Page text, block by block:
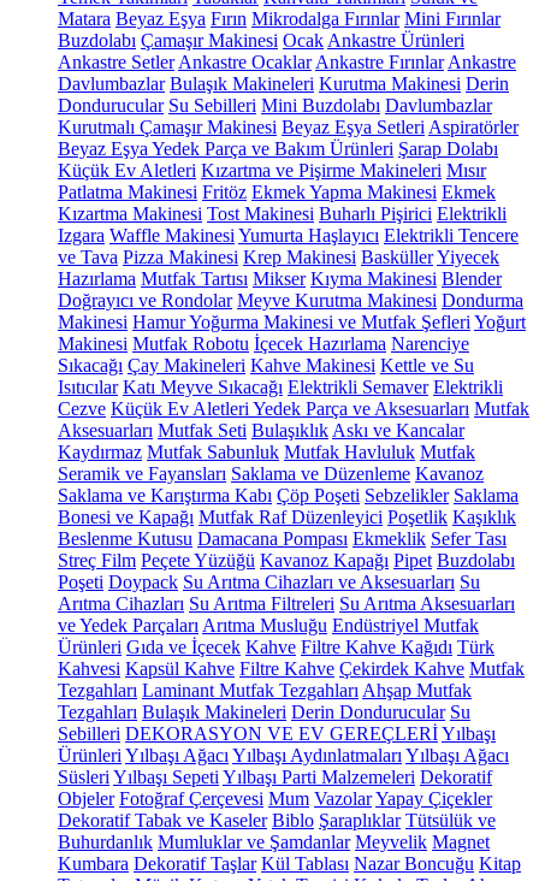
Matara Beyaz Eşya Fırın Mikrodalga Fırınlar Mini Fırınlar
Buzdolabı Çamaşır Makinesi Ocak Ankastre Ürünleri
Ankastre Setler Ankastre Ocaklar Ankastre Fırınlar Ankastre
Davlumbazlar Bulaşık Makineleri Kurutma Makinesi Derin
Dondurucular Su Sebilleri Mini Buzdolabı Davlumbazlar
Kurutmalı Çamaşır Makinesi Beyaz Eşya Setleri Aspiratörler
Beyaz Eşya Yedek Parça ve Bakım Ürünleri Şarap Dolabı
Küçük Ev Aletleri Kızartma ve Pişirme Makineleri Mısır
Patlatma Makinesi Fritöz Ekmek Yapma Makinesi Ekmek
Kızartma Makinesi Tost Makinesi Buharlı Pişirici Elektrikli
Izgara Waffle Makinesi Yumurta Haşlayıcı Elektrikli Tencere
ve Tava Pizza Makinesi Krep Makinesi BasküllerYiyecek
Hazırlama Mutfak Tartısı Mikser Kıyma Makinesi Blender
Doğrayıcı ve Rondolar Meyve Kurutma Makinesi Dondurma
Makinesi Hamur Yoğurma Makinesi ve Mutfak Şefleri Yoğurt
Makinesi Mutfak Robotu İçecek Hazırlama Narenciye
Sıkacağı Çay Makineleri Kahve Makinesi Kettle ve Su
Isıtıcılar Katı Meyve Sıkacağı Elektrikli Semaver Elektrikli
Cezve Küçük Ev Aletleri Yedek Parça ve Aksesuarları Mutfak
Aksesuarları Mutfak Seti Bulaşıklık Askı ve Kancalar
Kaydırmaz Mutfak Sabunluk Mutfak Havluluk Mutfak
Seramik ve Fayansları Saklama ve Düzenleme Kavanoz
Saklama ve Karıştırma Kabı Çöp Poşeti Sebzelikler Saklama
Bonesi ve Kapağı Mutfak Raf Düzenleyici Poşetlik Kaşıklık
Beslenme Kutusu Damacana Pompası Ekmeklik Sefer Tası
Streç Film Peçete Yüzüğü Kavanoz Kapağı Pipet Buzdolabı
Poşeti Doypack Su Arıtma Cihazları ve Aksesuarları Su
Arıtma Cihazları Su Arıtma Filtreleri Su Arıtma Aksesuarları
ve Yedek Parçaları Arıtma Musluğu Endüstriyel Mutfak
Ürünleri Gıda ve İçecek Kahve Filtre Kahve Kağıdı Türk
Kahvesi Kapsül Kahve Filtre Kahve Çekirdek Kahve Mutfak
Tezgahları Laminant Mutfak Tezgahları Ahşap Mutfak
Tezgahları Bulaşık Makineleri Derin Dondurucular Su
Sebilleri DEKORASYON VE EV GEREÇLERİYılbaşı
Ürünleri Yılbaşı Ağacı Yılbaşı Aydınlatmaları Yılbaşı Ağacı
Süsleri Yılbaşı Sepeti Yılbaşı Parti Malzemeleri Dekoratif
Objeler Fotoğraf Çerçevesi Mum VazolarYapay Çiçekler
Dekoratif Tabak ve Kaseler Biblo Şaraplıklar Tütsülük ve
Buhurdanlık Mumluklar ve Şamdanlar Meyvelik Magnet
Kumbara Dekoratif Taşlar Kül Tablası Nazar Boncuğu Kitap